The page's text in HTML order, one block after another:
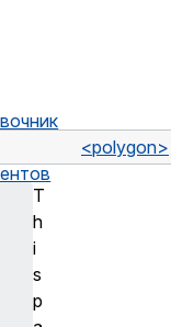
<polygon>
T
h
i
s
p